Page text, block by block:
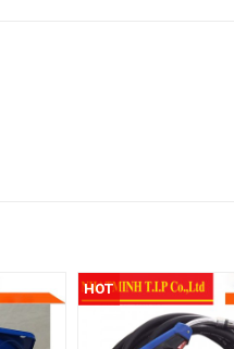
HOT